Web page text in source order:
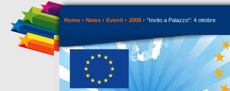
Home News Eventi 2008 “Invito a Palazzo”: 4 ottobre